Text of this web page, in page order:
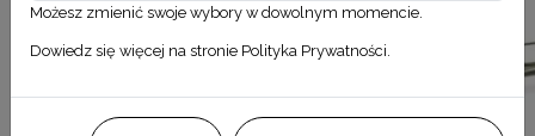
Możesz zmienić swoje wybory w dowolnym momencie.
Dowiedz się więcej na stronie Polityka Prywatności